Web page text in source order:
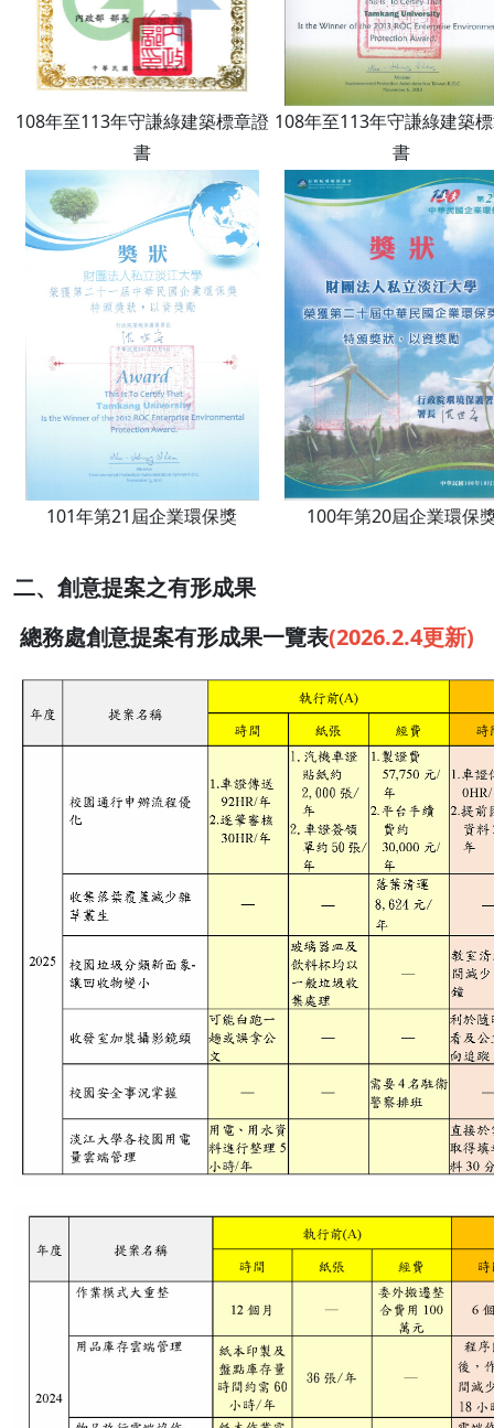
108年至113年守謙綠建築標章證
書
108年至113年守謙綠建築
書
101年第21屆企業環保獎 100年第20屆企業環保
二、創意提案之有形成果
總務處創意提案有形成果一覽表(2026.2.4更新)